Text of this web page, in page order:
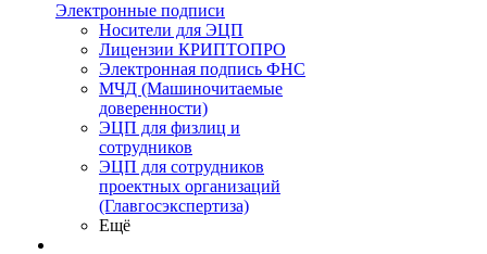
Электронные подписи
Носители для ЭЦП
Лицензии КРИПТОПРО
Электронная подпись ФНС
МЧД (Машиночитаемые
доверенности)
ЭЦП для физлиц и
сотрудников
ЭЦП для сотрудников
проектных организаций
(Главгосэкспертиза)
Ещё